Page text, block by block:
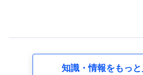
の内容、保険料、保険料のお支払方
知識・情報をもっ